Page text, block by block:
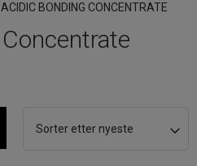
ACIDIC BONDING CONCENTRATE